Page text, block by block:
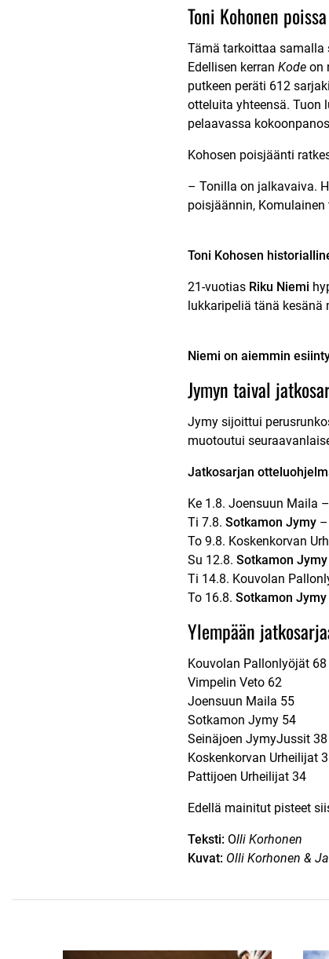
Toni Kohonen
Tämä tarkoittaa samalla
Edellisen kerran Kodeon
putkeen peräti 612
otteluita yhteensä. Tuon
pelaavassa
Kohosen poisjäänti
– Tonilla on jalkavaiva.
poisjäännin,
Toni Kohosen
21-vuotias Riku Niemi
lukkaripeliä tänä kesänä
Niemi on aiemmin
Jymyn taival
Jymy sijoittui
muotoutui
Jatkosarjan
Ke 1.8. Joensuun Maila –
Ti 7.8. Sotkamon Jymy–
To 9.8. Koskenkorvan
Su 12.8. Sotkamon Jymy
Ti 14.8. Kouvolan
To 16.8. Sotkamon Jymy
Ylempään
Kouvolan Pallonlyöjät
Vimpelin Veto 62
Joensuun Maila 55
Sotkamon Jymy 54
Seinäjoen JymyJussit 38
Koskenkorvan Urheilijat
Pattijoen Urheilijat 34
Edellä mainitut pisteet
Teksti:Olli Korhonen
Kuvat: Olli Korhonen &